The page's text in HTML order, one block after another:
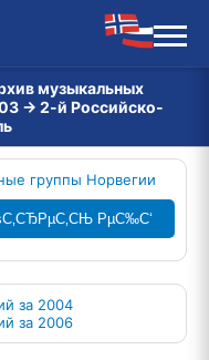
музыкальных
→ 2-й Российско-
группы Норвегии
РµС‰С‘
за 2004
за 2006